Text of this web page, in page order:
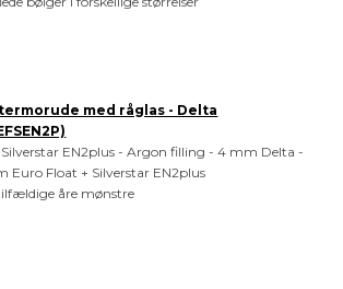
med råglas - Delta
EN2plus - Argon filling - 4 mm Delta -
Float + Silverstar EN2plus
åre mønstre